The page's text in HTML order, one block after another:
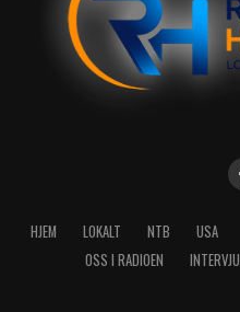
HJEM LOKALT NTB USA
OSS I RADIOEN
INTERVJU